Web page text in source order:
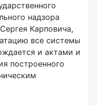
надзора
Карповича,
все системы
и актами и
построенного